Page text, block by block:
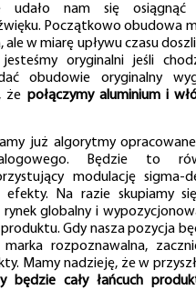
udało nam się osiągnąć
Początkowo obudowa
ale w miarę upływu czasu
oryginalni jeśli
obudowie oryginalny
że połączymy aluminium i
już algorytmy
Będzie to
modulację sigma-
efekty. Na razie skupiamy
globalny i
Gdy nasza pozycja
rozpoznawalna,
Mamy nadzieję, że w
będzie cały łańcuch